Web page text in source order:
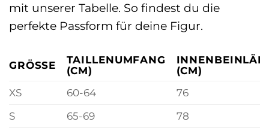
mit unserer Tabelle. So findest du die
perfekte Passform für deine Figur.
GRÖSSE
TAILLENUMFANG
(CM)
(CM)
XS
60-64
76
S
65-69
78